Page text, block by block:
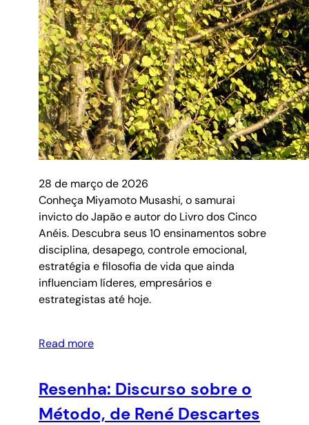
28 de março de 2026
Conheça Miyamoto Musashi, o samurai
invicto do Japão e autor do Livro dos Cinco
Anéis. Descubra seus 10 ensinamentos sobre
disciplina, desapego, controle emocional,
estratégia e filosofia de vida que ainda
influenciam líderes, empresários e
estrategistas até hoje.
Read more
Resenha: Discurso sobre o
Método, de René Descartes